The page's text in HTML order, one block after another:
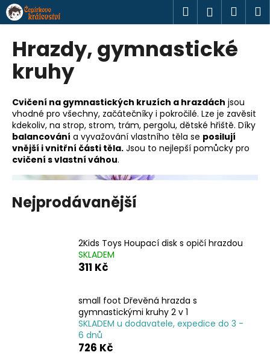
Přejít
na
obsah
Hledat
Hrazdy, gymnastické
kruhy
Cvičení na gymnastických kruzích a hrazdách jsou
vhodné pro všechny, začátečníky i pokročilé. Lze je zavěsit
kdekoliv, na strop, strom, trám, pergolu, dětské hřiště. Díky
balancování a vyvažování vlastního těla se posilují
vnější i vnitřní části těla. Jsou to nejlepší pomůcky pro
cvičení s vlastní váhou.
Nejprodávanější
2Kids Toys Houpací disk s opičí hrazdou
SKLADEM
311 Kč
small foot Dřevěná hrazda s
gymnastickými kruhy 2 v 1
SKLADEM u dodavatele, expedice do 3 -
6 dnů
726 Kč
K
o
C
o
p
o
t
ř
e
b
u
j